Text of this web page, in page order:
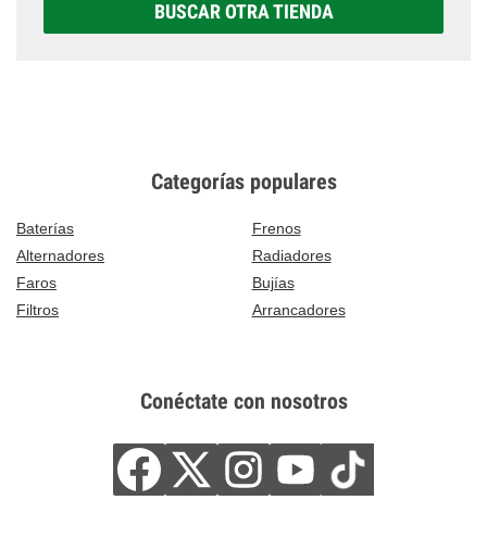
BUSCAR OTRA TIENDA
Categorías populares
Baterías
Frenos
Alternadores
Radiadores
Faros
Bujías
Filtros
Arrancadores
Conéctate con nosotros